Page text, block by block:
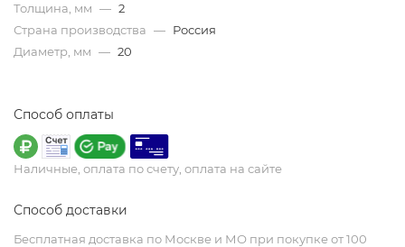
Толщина, мм — 2
Страна производства — Россия
Диаметр, мм — 20
Способ оплаты
Наличные, оплата по счету, оплата на сайте
Способ доставки
Бесплатная доставка по Москве и МО при покупке от 100